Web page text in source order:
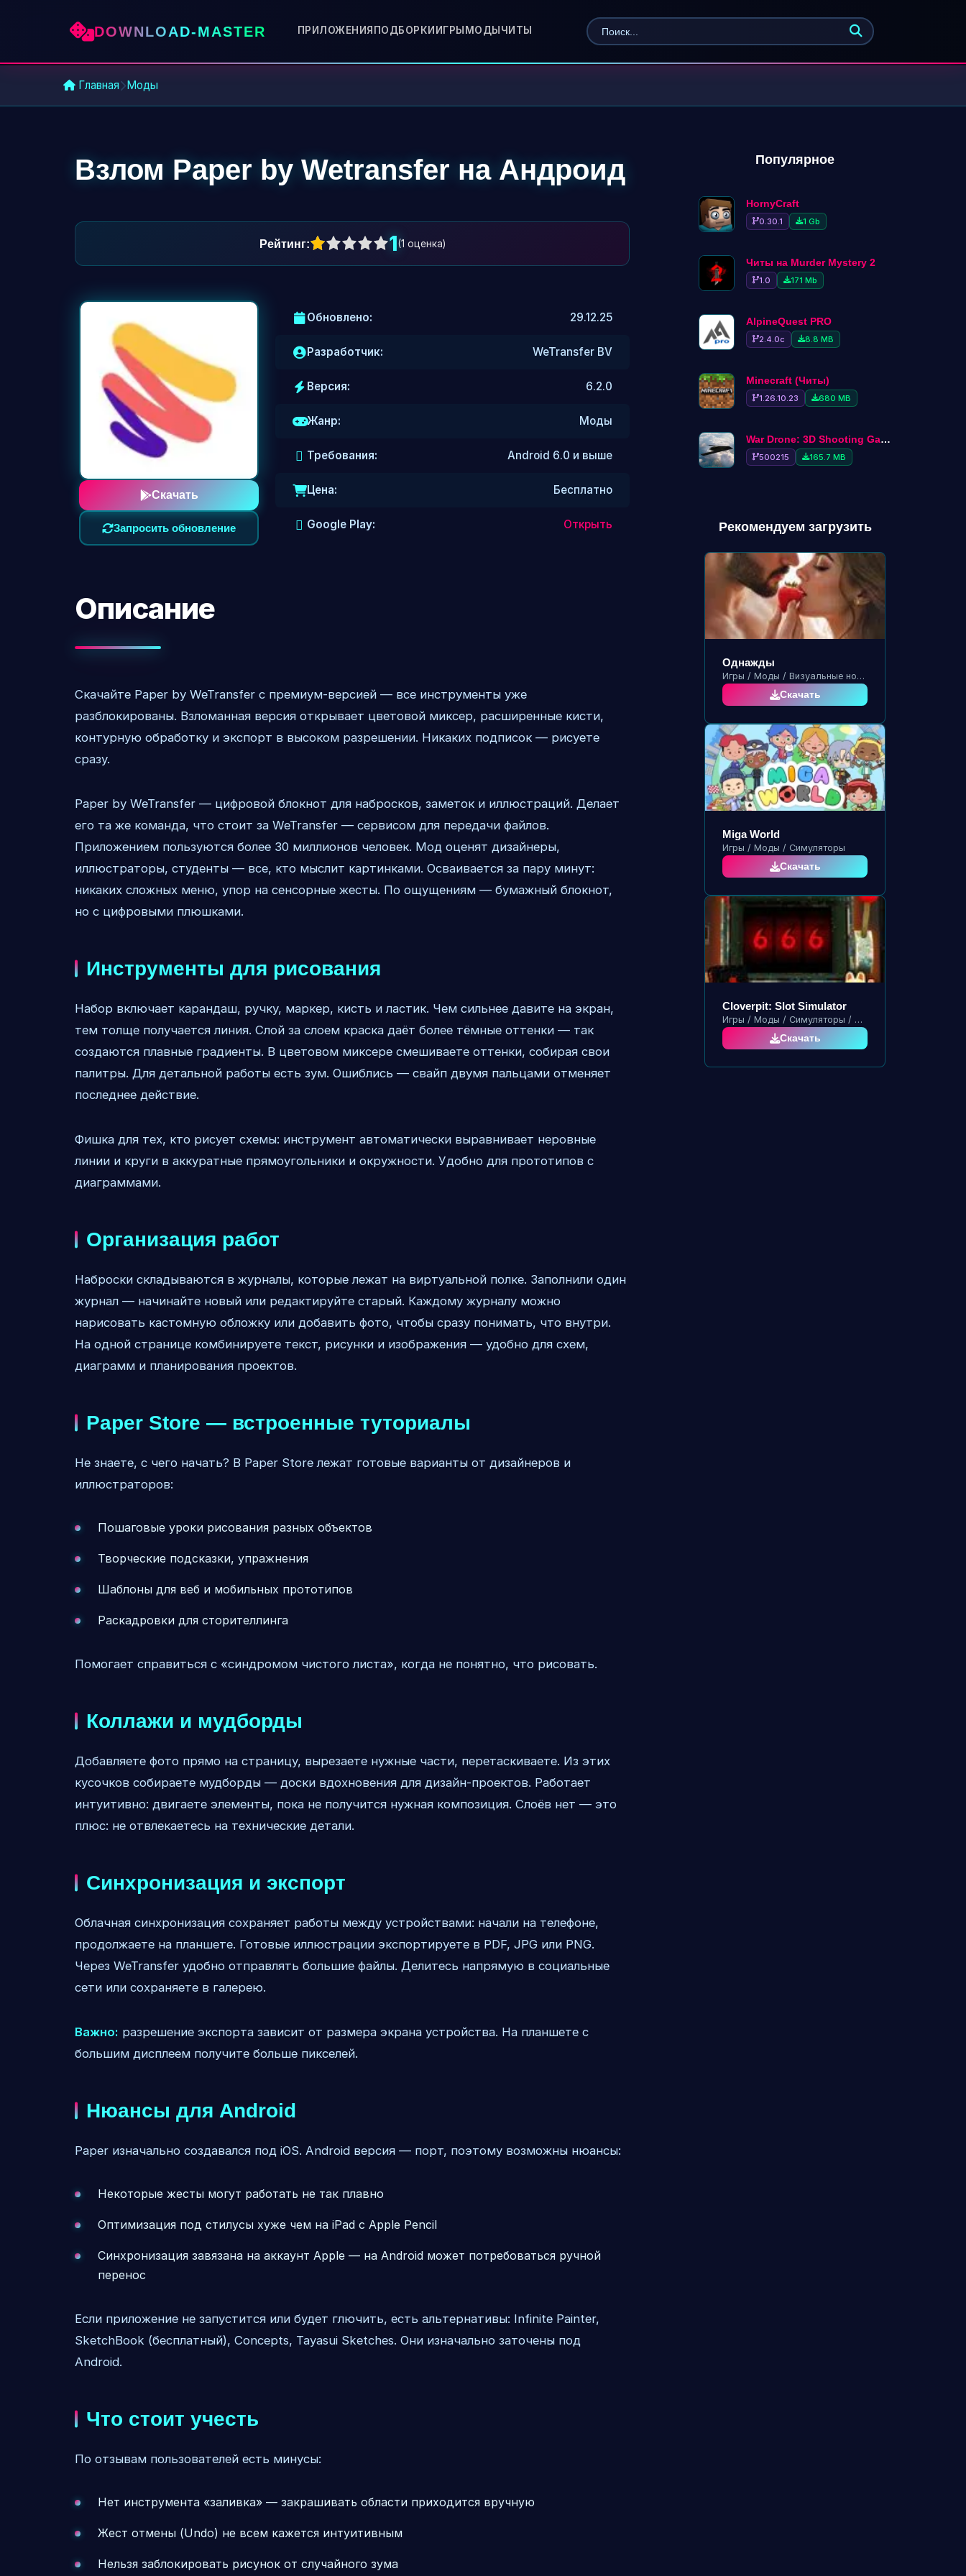
DOWNLOAD-MASTER ПРИЛОЖЕНИЯ ПОДБОРКИ ИГРЫ МОДЫ ЧИТЫ
Главная Моды
Взлом Paper by Wetransfer на Андроид
Рейтинг:
3 4 5 1(1 оценка)
Скачать
Запросить обновление
Обновлено: 29.12.25
Разработчик: WeTransfer BV
Версия: 6.2.0
Жанр: Моды
Требования: Android 6.0 и выше
Цена: Бесплатно
Google Play: Открыть
Описание
Скачайте Paper by WeTransfer с премиум-версией — все инструменты уже
разблокированы. Взломанная версия открывает цветовой миксер, расширенные кисти,
контурную обработку и экспорт в высоком разрешении. Никаких подписок — рисуете
сразу.
Paper by WeTransfer — цифровой блокнот для набросков, заметок и иллюстраций. Делает
его та же команда, что стоит за WeTransfer — сервисом для передачи файлов.
Приложением пользуются более 30 миллионов человек. Мод оценят дизайнеры,
иллюстраторы, студенты — все, кто мыслит картинками. Осваивается за пару минут:
никаких сложных меню, упор на сенсорные жесты. По ощущениям — бумажный блокнот,
но с цифровыми плюшками.
Инструменты для рисования
Набор включает карандаш, ручку, маркер, кисть и ластик. Чем сильнее давите на экран,
тем толще получается линия. Слой за слоем краска даёт более тёмные оттенки — так
создаются плавные градиенты. В цветовом миксере смешиваете оттенки, собирая свои
палитры. Для детальной работы есть зум. Ошиблись — свайп двумя пальцами отменяет
последнее действие.
Фишка для тех, кто рисует схемы: инструмент автоматически выравнивает неровные
линии и круги в аккуратные прямоугольники и окружности. Удобно для прототипов с
диаграммами.
Организация работ
Наброски складываются в журналы, которые лежат на виртуальной полке. Заполнили один
журнал — начинайте новый или редактируйте старый. Каждому журналу можно
нарисовать кастомную обложку или добавить фото, чтобы сразу понимать, что внутри.
На одной странице комбинируете текст, рисунки и изображения — удобно для схем,
диаграмм и планирования проектов.
Paper Store — встроенные туториалы
Не знаете, с чего начать? В Paper Store лежат готовые варианты от дизайнеров и
иллюстраторов:
Пошаговые уроки рисования разных объектов
Творческие подсказки, упражнения
Шаблоны для веб и мобильных прототипов
Раскадровки для сторителлинга
Помогает справиться с «синдромом чистого листа», когда не понятно, что рисовать.
Коллажи и мудборды
Добавляете фото прямо на страницу, вырезаете нужные части, перетаскиваете. Из этих
кусочков собираете мудборды — доски вдохновения для дизайн-проектов. Работает
интуитивно: двигаете элементы, пока не получится нужная композиция. Слоёв нет — это
плюс: не отвлекаетесь на технические детали.
Синхронизация и экспорт
Облачная синхронизация сохраняет работы между устройствами: начали на телефоне,
продолжаете на планшете. Готовые иллюстрации экспортируете в PDF, JPG или PNG.
Через WeTransfer удобно отправлять большие файлы. Делитесь напрямую в социальные
сети или сохраняете в галерею.
Важно: разрешение экспорта зависит от размера экрана устройства. На планшете с
большим дисплеем получите больше пикселей.
Нюансы для Android
Paper изначально создавался под iOS. Android версия — порт, поэтому возможны нюансы:
Некоторые жесты могут работать не так плавно
Оптимизация под стилусы хуже чем на iPad с Apple Pencil
Синхронизация завязана на аккаунт Apple — на Android может потребоваться ручной
перенос
Если приложение не запустится или будет глючить, есть альтернативы: Infinite Painter,
SketchBook (бесплатный), Concepts, Tayasui Sketches. Они изначально заточены под
Android.
Что стоит учесть
По отзывам пользователей есть минусы:
Нет инструмента «заливка» — закрашивать области приходится вручную
Жест отмены (Undo) не всем кажется интуитивным
Нельзя заблокировать рисунок от случайного зума
Популярное
HornyCraft
0.30.1 1 Gb
Читы на Murder Mystery 2
1.0 171 Mb
AlpineQuest PRO
2.4.0c 8.8 MB
Minecraft (Читы)
1.26.10.23 680 MB
War Drone: 3D Shooting Games
500215 165.7 MB
Рекомендуем загрузить
Однажды
Игры / Моды / Визуальные новеллы
Скачать
Miga World
Игры / Моды / Симуляторы
Скачать
Cloverpit: Slot Simulator
Игры / Моды / Симуляторы / Пиксельные
Скачать